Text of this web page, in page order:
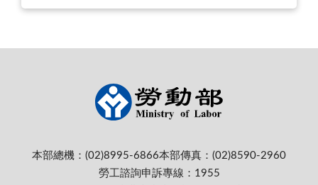
本部總機：(02)8995-6866本部傳真：(02)8590-2960
勞工諮詢申訴專線：1955